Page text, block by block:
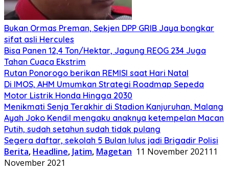
Bukan Ormas Preman, Sekjen DPP GRIB Jaya bongkar
sifat asli Hercules
Bisa Panen 12,4 Ton/Hektar, Jagung REOG 234 Juga
Tahan Cuaca Ekstrim
Rutan Ponorogo berikan REMISI saat Hari Natal
Di IMOS, AHM Umumkan Strategi Roadmap Sepeda
Motor Listrik Honda Hingga 2030
Menikmati Senja Terakhir di Stadion Kanjuruhan, Malang
Ayah Joko Kendil mengaku anaknya ketempelan Macan
Putih, sudah setahun sudah tidak pulang
Segera daftar, sekolah 5 Bulan lulus jadi Brigadir Polisi
Berita, Headline, Jatim, Magetan 11 November 2021 11
November 2021